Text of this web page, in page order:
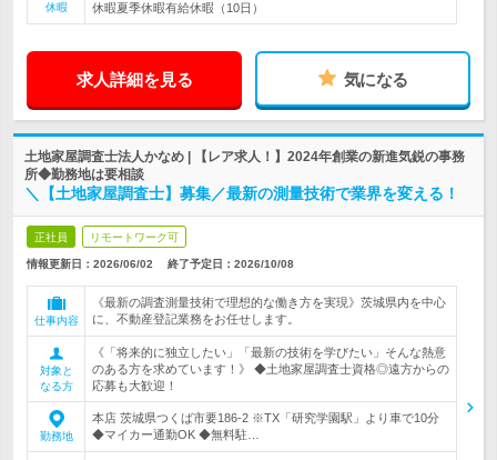
休暇
休暇夏季休暇有給休暇（10日）
求人詳細を見る 気になる
土地家屋調査士法人かなめ | 【レア求人！】2024年創業の新進気鋭の事務
所◆勤務地は要相談
＼【土地家屋調査士】募集／最新の測量技術で業界を変える！
正社員 リモートワーク可
情報更新日：2026/06/02 終了予定日： 2026/10/08
仕事内容
《最新の調査測量技術で理想的な働き方を実現》茨城県内を中心
に、不動産登記業務をお任せします。
対象と
なる方
《「将来的に独立したい」「最新の技術を学びたい」そんな熱意
のある方を求めています！》 ◆土地家屋調査士資格◎遠方からの
応募も大歓迎！
勤務地
本店 茨城県つくば市要186-2 ※TX「研究学園駅」より車で10分
◆マイカー通勤OK ◆無料駐…